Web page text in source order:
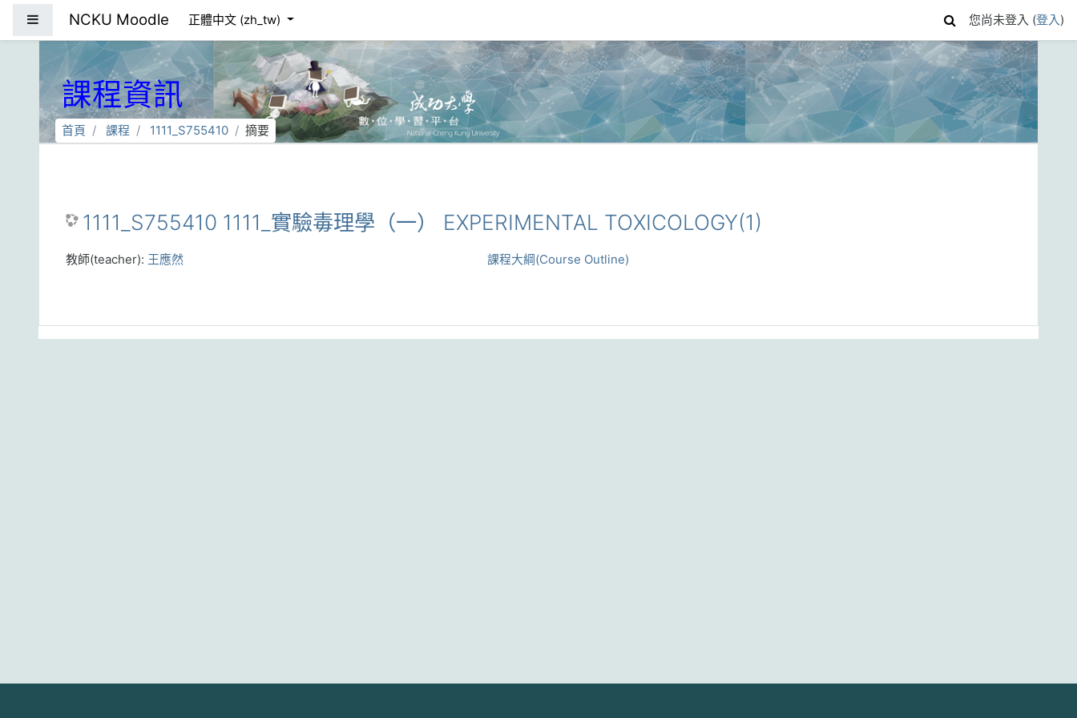
NCKU Moodle 正體中文 ‎(zh_tw)‎ 您尚未登入 (登入)
課程資訊
首頁 課程 1111_S755410 摘要
1111_S755410 1111_實驗毒理學（一） EXPERIMENTAL TOXICOLOGY(1)
課程大綱(Course Outline)
教師(teacher): 王應然